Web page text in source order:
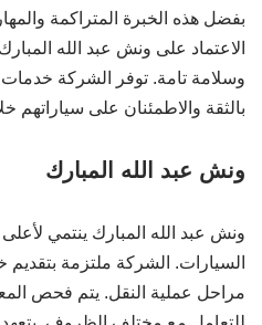
بفضل هذه الخبرة المتراكمة
الاعتماد على ونش عبد الله
وسلامة تامة. توفر الشركة
بالثقة والاطمئنان على سياراتهم
ونش عبد الله المبارك
ونش عبد الله المبارك ينتمي
السيارات. الشركة ملتزمة
مراحل عملية النقل. يتم فحص